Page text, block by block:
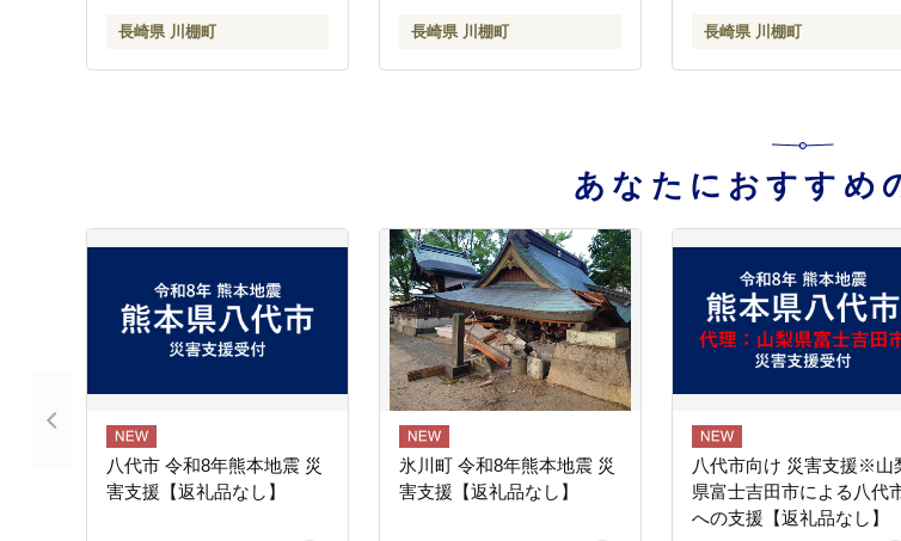
ルドレッシング 添加物不使
用 和風ドレッシング タマ
長崎県 川棚町 長崎県 川棚町 長崎県 川棚町
あなたにおすすめ
八代市 令和8年熊本地震 災
害支援【返礼品なし】
氷川町 令和8年熊本地震 災
害支援【返礼品なし】
八代市向け 災害支援※山
県富士吉田市による八代
への支援【返礼品なし】